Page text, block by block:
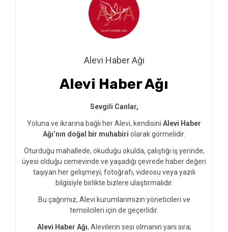
Alevi Haber Ağı
Alevi Haber Ağı
Sevgili Canlar,
Yoluna ve ikrarına bağlı her Alevi, kendisini Alevi Haber
Ağı’nın doğal bir muhabiri olarak görmelidir.
Oturduğu mahallede, okuduğu okulda, çalıştığı iş yerinde,
üyesi olduğu cemevinde ve yaşadığı çevrede haber değeri
taşıyan her gelişmeyi; fotoğrafı, videosu veya yazılı
bilgisiyle birlikte bizlere ulaştırmalıdır.
Bu çağrımız, Alevi kurumlarımızın yöneticileri ve
temsilcileri için de geçerlidir.
Alevi Haber Ağı, Alevilerin sesi olmanın yanı sıra;